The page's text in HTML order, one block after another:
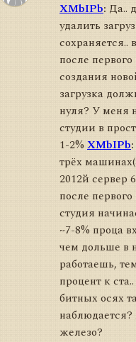
XMbIPb: Да..
удалить
сохраняется..
после
создания
загрузка
нуля? У меня
студии в
1-2% XMbIPb:
трёх
2012й сервер
после первого
студия
~7-8% проца
чем дольше в
работаешь,
процент к
битных осях
железо?